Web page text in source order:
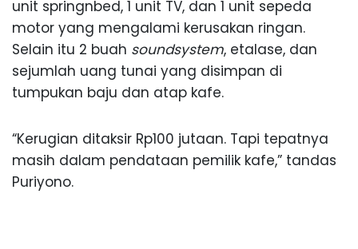
unit springnbed, 1 unit TV, dan 1 unit sepeda
motor yang mengalami kerusakan ringan.
Selain itu 2 buah soundsystem, etalase, dan
sejumlah uang tunai yang disimpan di
tumpukan baju dan atap kafe.
“Kerugian ditaksir Rp100 jutaan. Tapi tepatnya
masih dalam pendataan pemilik kafe,” tandas
Puriyono.